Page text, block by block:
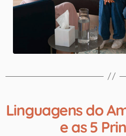
Linguagens do
e as 5